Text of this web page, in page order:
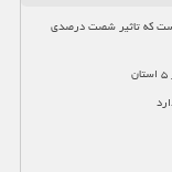
که تاثیر شصت درصدی